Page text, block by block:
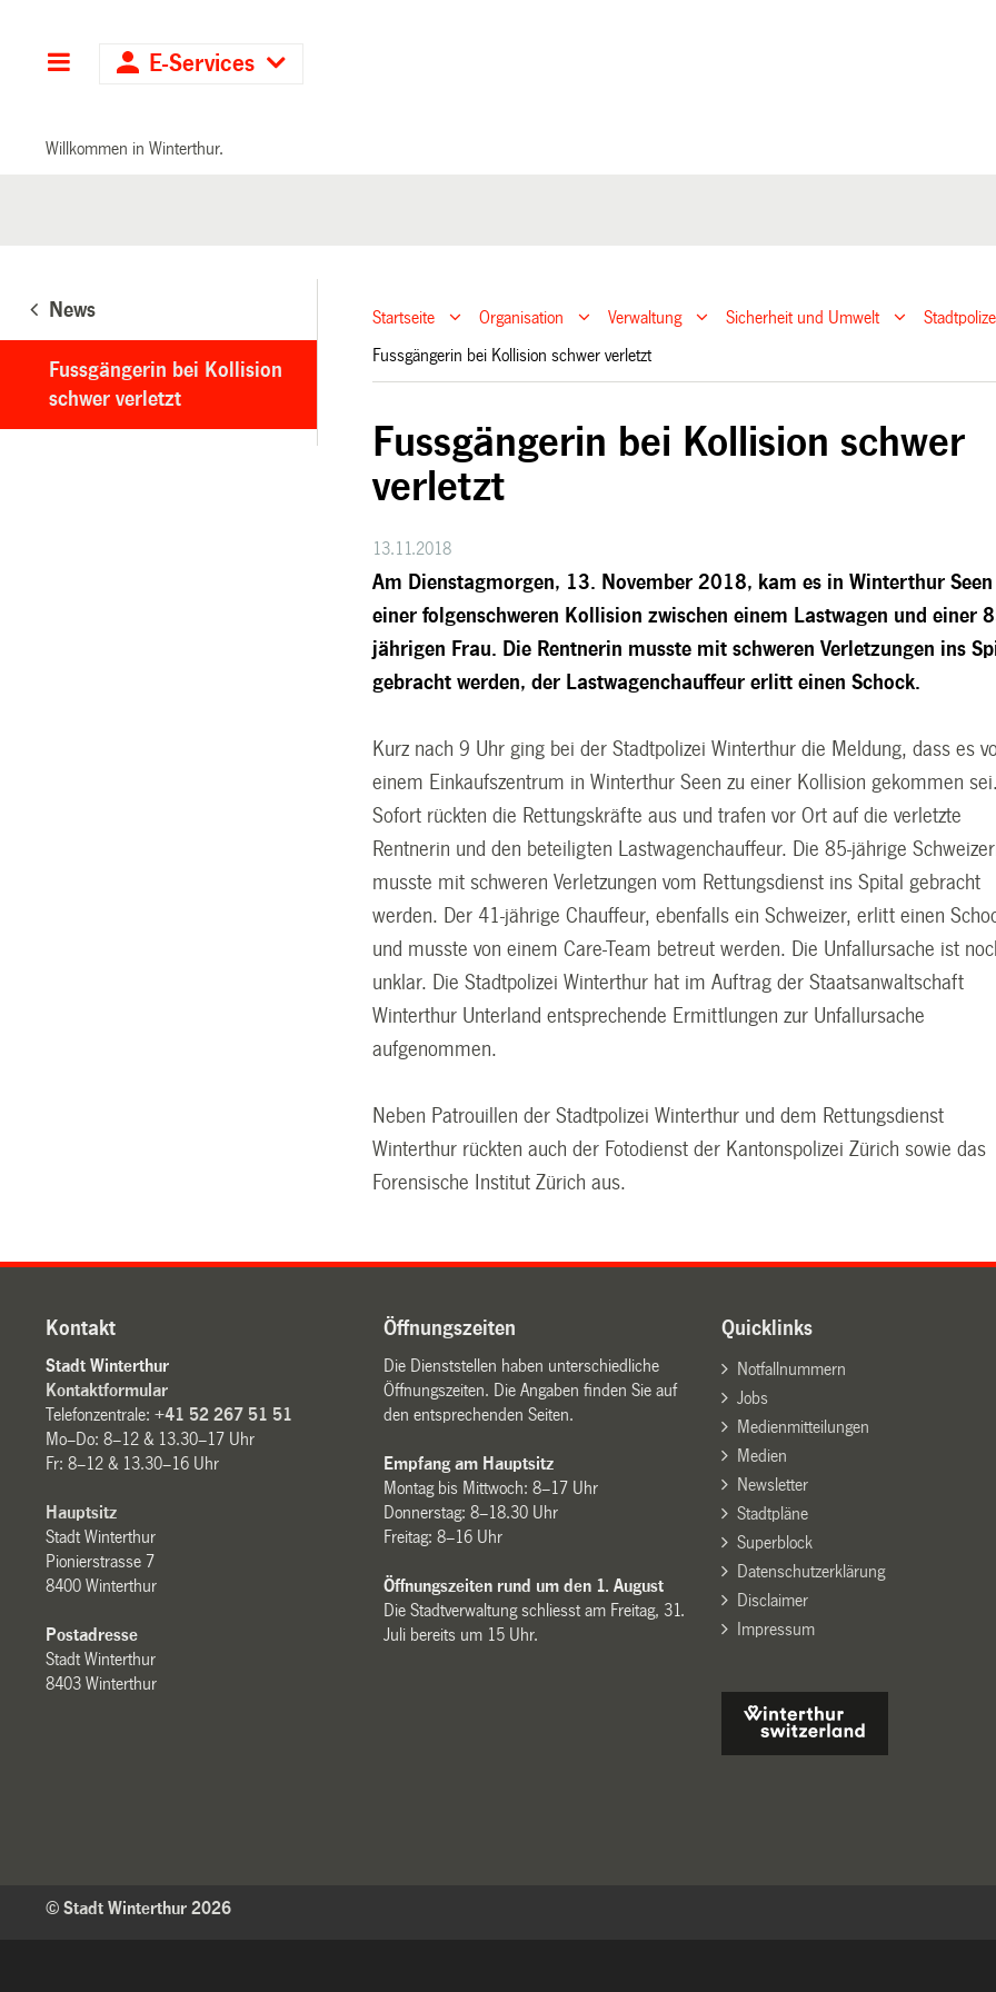
Hauptnavigation
E-Services
Willkommen in Winterthur.
News
Fussgängerin bei Kollision
schwer verletzt
Startseite Organisation Verwaltung Sicherheit und Umwelt
Fussgängerin bei Kollision schwer verletzt
Fussgängerin bei Kollision schwer
verletzt
13.11.2018
Am Dienstagmorgen, 13. November 2018, kam es in Winterthur Seen
einer folgenschweren Kollision zwischen einem Lastwagen und einer
jährigen Frau. Die Rentnerin musste mit schweren Verletzungen ins
gebracht werden, der Lastwagenchauffeur erlitt einen Schock.
Kurz nach 9 Uhr ging bei der Stadtpolizei Winterthur die Meldung, dass es
einem Einkaufszentrum in Winterthur Seen zu einer Kollision gekommen sei.
Sofort rückten die Rettungskräfte aus und trafen vor Ort auf die verletzte
Rentnerin und den beteiligten Lastwagenchauffeur. Die 85-jährige
musste mit schweren Verletzungen vom Rettungsdienst ins Spital gebracht
werden. Der 41-jährige Chauffeur, ebenfalls ein Schweizer, erlitt einen
und musste von einem Care-Team betreut werden. Die Unfallursache ist
unklar. Die Stadtpolizei Winterthur hat im Auftrag der Staatsanwaltschaft
Winterthur Unterland entsprechende Ermittlungen zur Unfallursache
aufgenommen.
Neben Patrouillen der Stadtpolizei Winterthur und dem Rettungsdienst
Winterthur rückten auch der Fotodienst der Kantonspolizei Zürich sowie das
Forensische Institut Zürich aus.
Kontakt
Stadt Winterthur
Kontaktformular
Telefonzentrale:+41 52 267 51 51
Mo–Do: 8–12 & 13.30–17 Uhr
Fr: 8–12 & 13.30–16 Uhr
Hauptsitz
Stadt Winterthur
Pionierstrasse 7
8400 Winterthur
Postadresse
Stadt Winterthur
8403 Winterthur
Öffnungszeiten
Die Dienststellen haben unterschiedliche
Öffnungszeiten. Die Angaben finden Sie auf
den entsprechenden Seiten.
Empfang am Hauptsitz
Montag bis Mittwoch: 8–17 Uhr
Donnerstag: 8–18.30 Uhr
Freitag: 8–16 Uhr
Öffnungszeiten rund um den 1. August
Die Stadtverwaltung schliesst am Freitag, 31.
Juli bereits um 15 Uhr.
Quicklinks
Notfallnummern
Jobs
Medienmitteilungen
Medien
Newsletter
Stadtpläne
Superblock
Datenschutzerklärung
Disclaimer
Impressum
© Stadt Winterthur 2026